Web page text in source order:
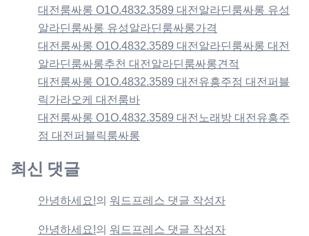
대전룸싸롱 O1O.4832.3589 대전알라딘룸싸롱 유성
알라딘룸싸롱 유성알라딘룸싸롱가격
대전룸싸롱 O1O.4832.3589 대전알라딘룸싸롱 대전
알라딘룸싸롱추천 대전알라딘룸싸롱견적
대전룸싸롱 O1O.4832.3589 대전유흥주점 대전퍼블
릭가라오케 대전룸바
대전룸싸롱 O1O.4832.3589 대전노래방 대전유흥주
점 대전퍼블릭룸싸롱
최신 댓글
안녕하세요!의 워드프레스 댓글 작성자
안녕하세요!의 워드프레스 댓글 작성자